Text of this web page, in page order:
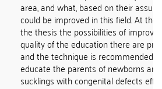
area, and what, based on their
could be improved in this field. At the
the thesis the possibilities of
quality of the education there are
and the technique is recommended
educate the parents of newborns and
sucklings with congenital defects